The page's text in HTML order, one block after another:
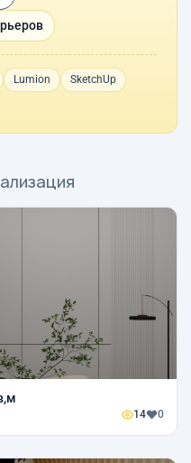
Lumion
SketchUp
14 0